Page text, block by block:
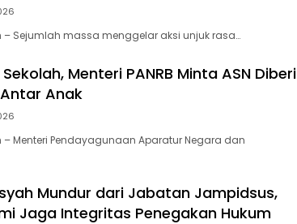
– Sejumlah massa menggelar aksi unjuk rasa…
Menteri PANRB Minta ASN Diberi
Anak
– Menteri Pendayagunaan Aparatur Negara dan
Mundur dari Jabatan Jampidsus,
Jaga Integritas Penegakan Hukum